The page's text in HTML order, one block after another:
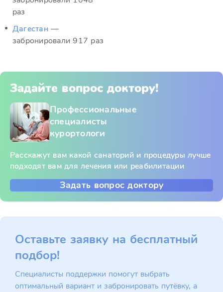
раз
Дагестан —
забронировали 917 раз
Задайте вопрос доктору!
Профессиональные
специалисты
курортологи
Расскажут вам какой санаторий и процедуры лучше
подходят вам для лечения или реабилитации
Задать вопрос доктору
Оставьте заявку на бесплатный
подбор!
Специалисты поддержки помогут выбрать
оптимальный вариант и забронировать путёвку, а